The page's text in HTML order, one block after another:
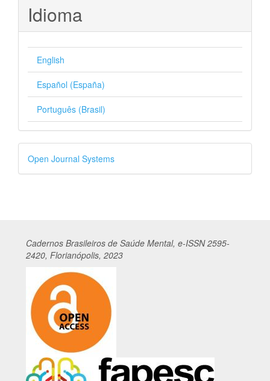
Idioma
English
Español (España)
Português (Brasil)
Desenvolvido
por
Open Journal Systems
Cadernos Brasileiros de Saúde Mental, e-ISSN 2595-
2420, Florianópolis, 2023